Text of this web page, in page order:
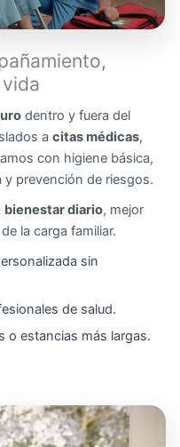
dentro y fuera del
a citas médicas,
con higiene básica,
prevención de riesgos.
bienestar diario, mejor
la carga familiar.
sin
de salud.
o estancias más largas.